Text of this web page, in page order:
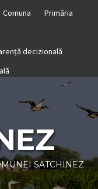
Comuna
Primăria
decizională
SATCHINEZ